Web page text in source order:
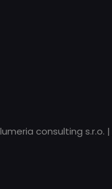
consulting s.r.o. |